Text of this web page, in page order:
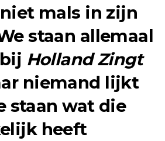
mals in zijn
staan allemaal
Holland Zingt
niemand lijkt
staan wat die
heeft